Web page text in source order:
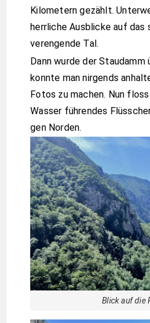
Kilometern gezählt.
herrliche Ausblicke auf das
verengende Tal.
Dann wurde der Staudamm
konnte man nirgends
Fotos zu machen. Nun
Wasser führendes
gen Norden.
Blick auf die